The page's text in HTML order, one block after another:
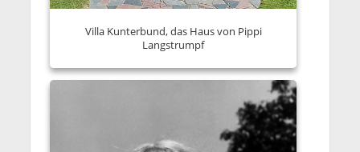
Villa Kunterbund, das Haus von Pippi
Langstrumpf